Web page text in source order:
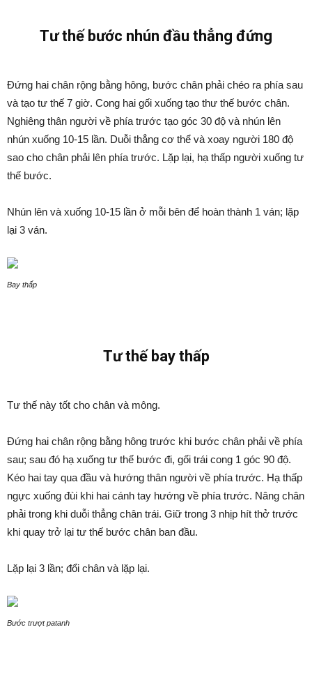
Tư thế bước nhún đầu thẳng đứng
Đứng hai chân rộng bằng hông, bước chân phải chéo ra phía sau
và tạo tư thế 7 giờ. Cong hai gối xuống tạo thư thế bước chân.
Nghiêng thân người về phía trước tạo góc 30 độ và nhún lên
nhún xuống 10-15 lần. Duỗi thẳng cơ thể và xoay người 180 độ
sao cho chân phải lên phía trước. Lặp lại, hạ thấp người xuống tư
thế bước.
Nhún lên và xuống 10-15 lần ở mỗi bên để hoàn thành 1 ván; lặp
lại 3 ván.
Bay thấp
Tư thế bay thấp
Tư thế này tốt cho chân và mông.
Đứng hai chân rộng bằng hông trước khi bước chân phải về phía
sau; sau đó hạ xuống tư thế bước đi, gối trái cong 1 góc 90 độ.
Kéo hai tay qua đầu và hướng thân người về phía trước. Hạ thấp
ngực xuống đùi khi hai cánh tay hướng về phía trước. Nâng chân
phải trong khi duỗi thẳng chân trái. Giữ trong 3 nhịp hít thở trước
khi quay trở lại tư thế bước chân ban đầu.
Lặp lại 3 lần; đổi chân và lặp lại.
Bước trượt patanh